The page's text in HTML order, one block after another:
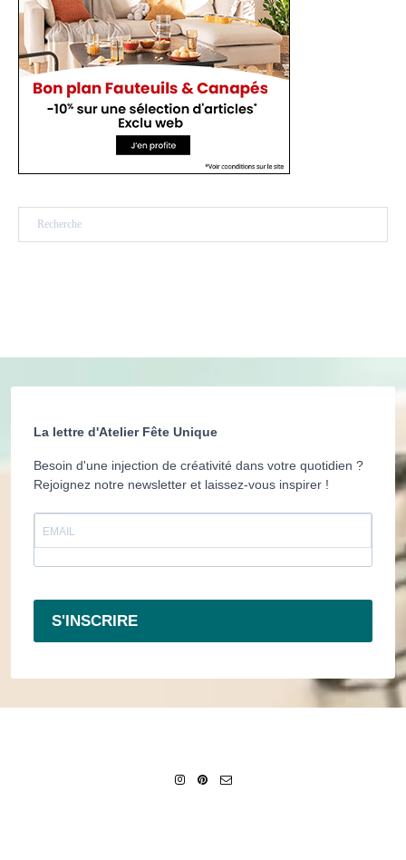
La lettre d'Atelier Fête Unique
Besoin d'une injection de créativité dans votre quotidien ?
Rejoignez notre newsletter et laissez-vous inspirer !
S'INSCRIRE